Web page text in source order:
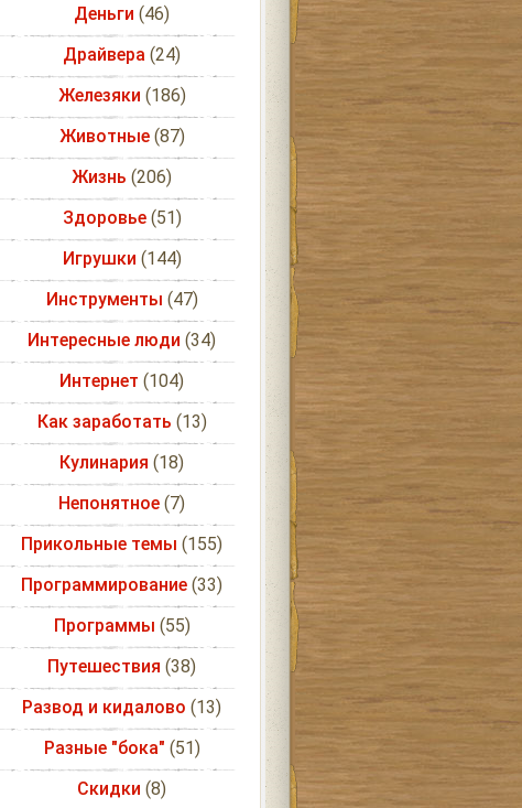
Деньги (46)
Драйвера (24)
Железяки (186)
Животные(87)
Жизнь (206)
Здоровье(51)
Игрушки (144)
Инструменты (47)
Интересные люди (34)
Интернет (104)
Как заработать (13)
Кулинария (18)
Непонятное (7)
Прикольные темы (155)
Программирование (33)
Программы (55)
Путешествия (38)
Развод и кидалово (13)
Разные "бока" (51)
Скидки (8)